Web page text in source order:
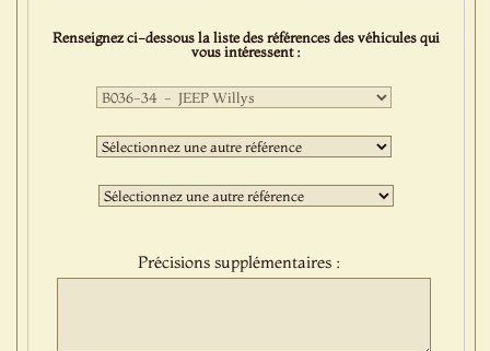
Renseignez ci-dessous la liste des références des véhicules qui
vous intéressent :
Première
sélection
:Deuxième
sélection
:Troisième
sélection
Précisions supplémentaires :